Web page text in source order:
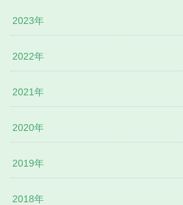
2023年
2022年
2021年
2020年
2019年
2018年